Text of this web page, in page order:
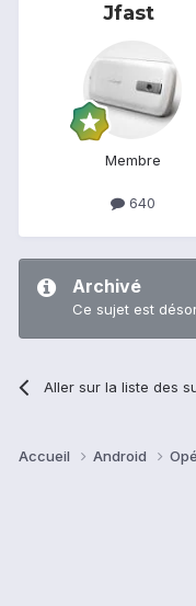
Jfast
Membre
640
Archivé
Ce sujet est
Aller sur la liste des
Accueil Android